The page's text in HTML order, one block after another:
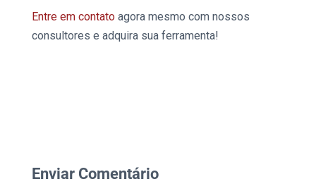
Entre em contatoagora mesmo com nossos
consultores e adquira sua ferramenta!
Enviar Comentário